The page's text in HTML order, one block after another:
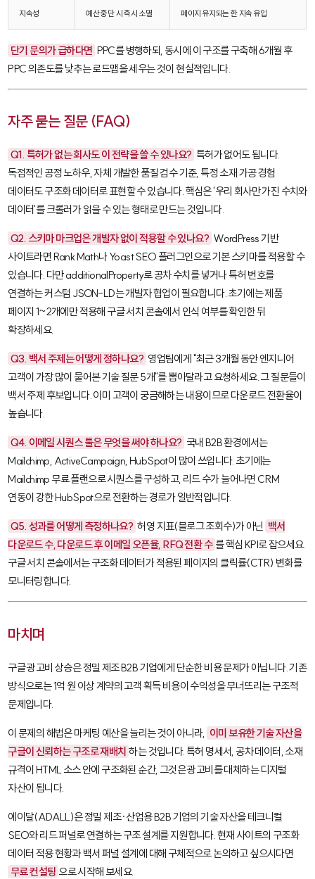
지속성 예산 중단 시 즉시 소멸 페이지 유지되는 한 지속 유입
단기 문의가 급하다면 PPC를 병행하되, 동시에 이 구조를 구축해 6개월 후
PPC 의존도를 낮추는 로드맵을 세우는 것이 현실적입니다.
자주 묻는 질문 (FAQ)
Q1. 특허가 없는 회사도 이 전략을 쓸 수 있나요? 특허가 없어도 됩니다.
독점적인 공정 노하우, 자체 개발한 품질 검수 기준, 특정 소재 가공 경험
데이터도 구조화 데이터로 표현할 수 있습니다. 핵심은 '우리 회사만 가진 수치와
데이터'를 크롤러가 읽을 수 있는 형태로 만드는 것입니다.
Q2. 스키마 마크업은 개발자 없이 적용할 수 있나요? WordPress 기반
사이트라면Rank Math나Yoast SEO 플러그인으로 기본 스키마를 적용할 수
있습니다. 다만additionalProperty로 공차 수치를 넣거나 특허 번호를
연결하는 커스텀 JSON-LD는 개발자 협업이 필요합니다. 초기에는 제품
페이지 1~2개에만 적용해 구글 서치 콘솔에서 인식 여부를 확인한 뒤
확장하세요.
Q3. 백서 주제는 어떻게 정하나요? 영업팀에게 "최근 3개월 동안 엔지니어
고객이 가장 많이 물어본 기술 질문 5개"를 뽑아달라고 요청하세요. 그 질문들이
백서 주제 후보입니다. 이미 고객이 궁금해하는 내용이므로 다운로드 전환율이
높습니다.
Q4. 이메일 시퀀스 툴은 무엇을 써야 하나요? 국내 B2B 환경에서는
Mailchimp, ActiveCampaign,HubSpot이 많이 쓰입니다. 초기에는
Mailchimp 무료 플랜으로 시퀀스를 구성하고, 리드 수가 늘어나면 CRM
연동이 강한 HubSpot으로 전환하는 경로가 일반적입니다.
Q5. 성과를 어떻게 측정하나요? 허영 지표(블로그 조회수)가 아닌 백서
다운로드 수, 다운로드 후 이메일 오픈율, RFQ 전환 수 를 핵심 KPI로 잡으세요.
구글 서치 콘솔에서는 구조화 데이터가 적용된 페이지의 클릭률(CTR) 변화를
모니터링합니다.
마치며
구글 광고비 상승은 정밀 제조 B2B 기업에게 단순한 비용 문제가 아닙니다. 기존
방식으로는 1억 원 이상 계약의 고객 획득 비용이 수익성을 무너뜨리는 구조적
문제입니다.
이 문제의 해법은 마케팅 예산을 늘리는 것이 아니라, 이미 보유한 기술 자산을
구글이 신뢰하는 구조로 재배치 하는 것입니다. 특허 명세서, 공차 데이터, 소재
규격이 HTML 소스 안에 구조화된 순간, 그것은 광고비를 대체하는 디지털
자산이 됩니다.
에이달(ADALL)은 정밀 제조·산업용 B2B 기업의 기술 자산을 테크니컬
SEO와 리드 퍼널로 연결하는 구조 설계를 지원합니다. 현재 사이트의 구조화
데이터 적용 현황과 백서 퍼널 설계에 대해 구체적으로 논의하고 싶으시다면
무료 컨설팅 으로 시작해 보세요.